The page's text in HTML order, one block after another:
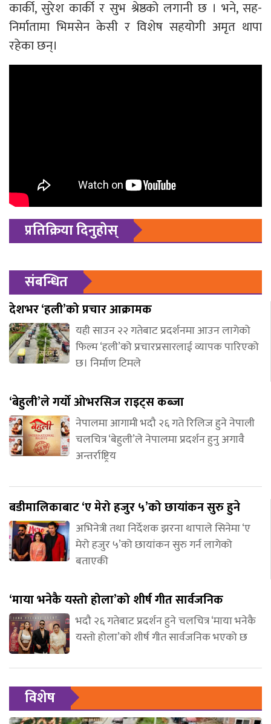
कार्की, सुरेश कार्की र सुभ श्रेष्ठको लगानी छ । भने, सह-
निर्मातामा भिमसेन केसी र विशेष सहयोगी अमृत थापा
रहेका छन्।
प्रतिक्रिया दिनुहोस्
संबन्धित
देशभर ‘हली’को प्रचार आक्रामक
यही साउन २२ गतेबाट प्रदर्शनमा आउन लागेको
फिल्म ‘हली’को प्रचारप्रसारलाई व्यापक पारिएको
छ। निर्माण टिमले
‘बेहुली’ले गर्यो ओभरसिज राइट्स कब्जा
नेपालमा आगामी भदौ २६ गते रिलिज हुने नेपाली
चलचित्र ‘बेहुली’ले नेपालमा प्रदर्शन हुनु अगावै
अन्तर्राष्ट्रिय
बडीमालिकाबाट ‘ए मेरो हजुर ५’को छायांकन सुरु हुने
अभिनेत्री तथा निर्देशक झरना थापाले सिनेमा ‘ए
मेरो हजुर ५’को छायांकन सुरु गर्न लागेको
बताएकी
‘माया भनेकै यस्तो होला’को शीर्ष गीत सार्वजनिक
भदौ २६ गतेबाट प्रदर्शन हुने चलचित्र ‘माया भनेकै
यस्तो होला’को शीर्ष गीत सार्वजनिक भएको छ
विशेष